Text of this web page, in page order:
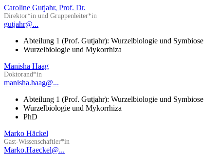
Caroline Gutjahr, Prof. Dr.
Direktor*in und Gruppenleiter*in
gutjahr@...
Abteilung 1 (Prof. Gutjahr): Wurzelbiologie und Symbiose
Wurzelbiologie und Mykorrhiza
Manisha Haag
Doktorand*in
manisha.haag@...
Abteilung 1 (Prof. Gutjahr): Wurzelbiologie und Symbiose
Wurzelbiologie und Mykorrhiza
PhD
Marko Häckel
Gast-Wissenschaftler*in
Marko.Haeckel@...